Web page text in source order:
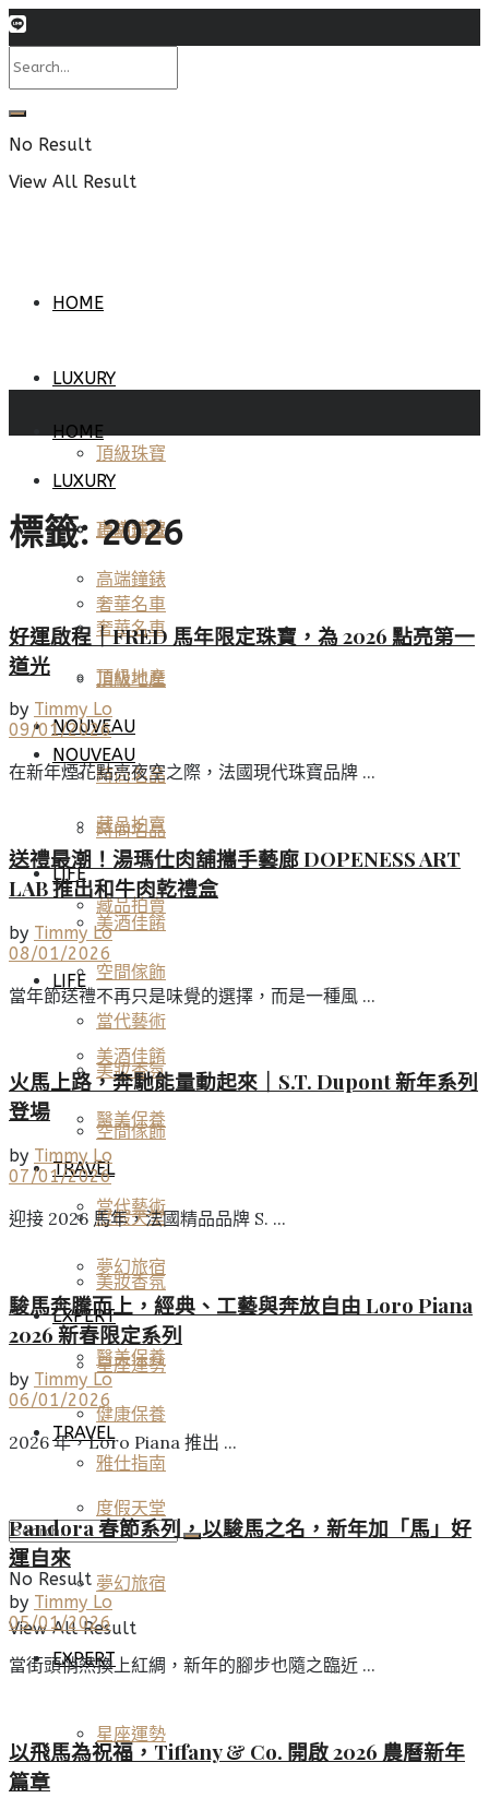
No Result
View All Result
HOME
LUXURY
頂級珠寶
高端鐘錶
奢華名車
頂級地產
NOUVEAU
時尚名品
藏品拍賣
LIFE
美酒佳餚
空間傢飾
當代藝術
美妝香氛
醫美保養
TRAVEL
度假天堂
夢幻旅宿
EXPERT
星座運勢
HOME
LUXURY
頂級珠寶
高端鐘錶
奢華名車
頂級地產
NOUVEAU
時尚名品
藏品拍賣
LIFE
美酒佳餚
空間傢飾
當代藝術
美妝香氛
醫美保養
TRAVEL
度假天堂
夢幻旅宿
EXPERT
星座運勢
健康保養
雅仕指南
No Result
View All Result
標籤:2026
好運啟程｜FRED 馬年限定珠寶，為 2026 點亮第一
道光
by Timmy Lo
09/01/2026
在新年煙花點亮夜空之際，法國現代珠寶品牌 ...
送禮最潮！湯瑪仕肉舖攜手藝廊 DOPENESS ART
LAB 推出和牛肉乾禮盒
by Timmy Lo
08/01/2026
當年節送禮不再只是味覺的選擇，而是一種風 ...
火馬上路，奔馳能量動起來｜S.T. Dupont 新年系列
登場
by Timmy Lo
07/01/2026
迎接 2026 馬年，法國精品品牌 S. ...
駿馬奔騰而上，經典、工藝與奔放自由 Loro Piana
2026 新春限定系列
by Timmy Lo
06/01/2026
2026 年，Loro Piana 推出 ...
Pandora 春節系列，以駿馬之名，新年加「馬」好
運自來
by Timmy Lo
05/01/2026
當街頭悄然換上紅綢，新年的腳步也隨之臨近 ...
以飛馬為祝福，Tiffany & Co. 開啟 2026 農曆新年
篇章